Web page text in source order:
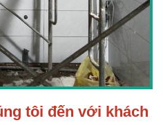
tôi đến với khách